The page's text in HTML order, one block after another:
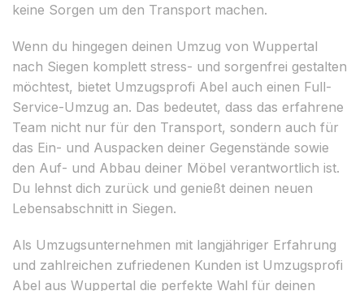
keine Sorgen um den Transport machen.
Wenn du hingegen deinen Umzug von Wuppertal
nach Siegen komplett stress- und sorgenfrei gestalten
möchtest, bietet Umzugsprofi Abel auch einen Full-
Service-Umzug an. Das bedeutet, dass das erfahrene
Team nicht nur für den Transport, sondern auch für
das Ein- und Auspacken deiner Gegenstände sowie
den Auf- und Abbau deiner Möbel verantwortlich ist.
Du lehnst dich zurück und genießt deinen neuen
Lebensabschnitt in Siegen.
Als Umzugsunternehmen mit langjähriger Erfahrung
und zahlreichen zufriedenen Kunden ist Umzugsprofi
Abel aus Wuppertal die perfekte Wahl für deinen